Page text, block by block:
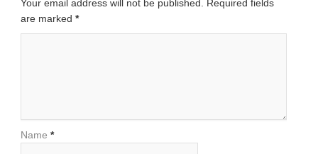
Your email address will not be published. Required fields
are marked *
Name *